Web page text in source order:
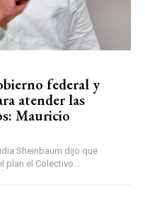
federal y
atender las
Mauricio
Sheinbaum dijo que
el Colectivo...